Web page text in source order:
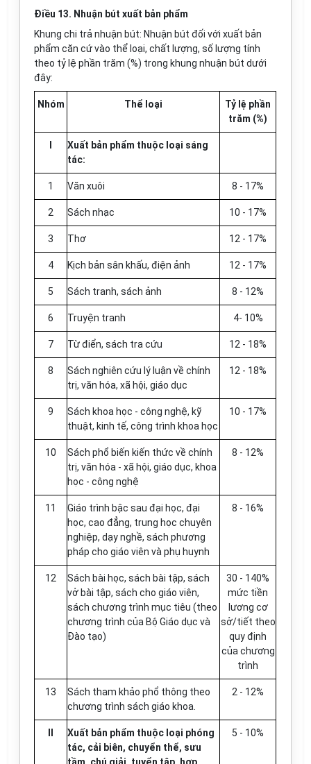
Điều 13. Nhuận bút xuất bản phẩm
Khung chi trả nhuận bút: Nhuận bút đối với xuất bản
phẩm căn cứ vào thể loại, chất lượng, số lượng tính
theo tỷ lệ phần trăm (%) trong khung nhuận bút dưới
đây:
Nhóm Thể loại
Tỷ lệ phần
trăm (%)
Xuất bản phẩm thuộc loại sáng
tác:
1 Văn xuôi 8 - 17%
2 Sách nhạc 10 - 17%
3 Thơ 12 - 17%
4 Kịch bản sân khấu, điện ảnh 12 - 17%
5 Sách tranh, sách ảnh 8 - 12%
6 Truyện tranh 4- 10%
7 Từ điển, sách tra cứu 12 - 18%
8
Sách nghiên cứu lý luận về chính
trị, văn hóa, xã hội, giáo dục
12 - 18%
9
Sách khoa học - công nghệ, kỹ
thuật, kinh tế, công trình khoa học
10 - 17%
10
Sách phổ biến kiến thức về chính
trị, văn hóa - xã hội, giáo dục, khoa
học - công nghệ
8 - 12%
11
Giáo trình bậc sau đại học, đại
học, cao đẳng, trung học chuyên
nghiệp, dạy nghề, sách phương
pháp cho giáo viên và phụ huynh
8 - 16%
12
Sách bài học, sách bài tập, sách
vở bài tập, sách cho giáo viên,
sách chương trình mục tiêu (theo
chương trình của Bộ Giáo dục và
Đào tạo)
30 - 140%
mức tiền
lương cơ
sở/tiết theo
quy định
của chương
trình
13
Sách tham khảo phổ thông theo
chương trình sách giáo khoa.
2 - 12%
Xuất bản phẩm thuộc loại phóng
tác, cải biên, chuyển thể, sưu
5 - 10%